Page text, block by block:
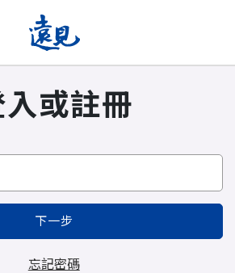
或註冊
下一步
忘記密碼